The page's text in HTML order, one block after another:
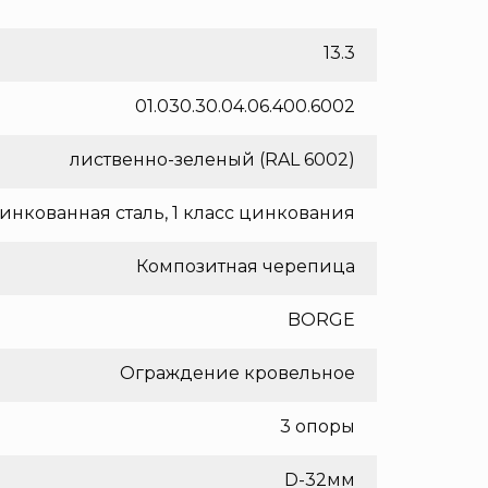
13.3
01.030.30.04.06.400.6002
лиственно-зеленый (RAL 6002)
сталь, 1 класс цинкования
Композитная черепица
BORGE
Ограждение кровельное
3 опоры
D-32мм